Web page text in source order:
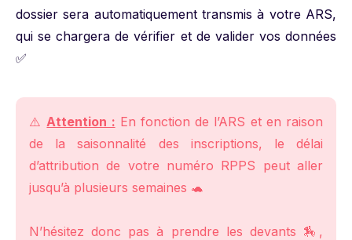
dossier sera automatiquement transmis à votre ARS,
qui se chargera de vérifier et de valider vos données
✅
⚠️Attention : En fonction de l’ARS et en raison
de la saisonnalité des inscriptions, le délai
d’attribution de votre numéro RPPS peut aller
jusqu’à plusieurs semaines 🐢
N’hésitez donc pas à prendre les devants 🏇,